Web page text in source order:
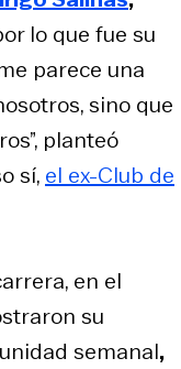
lo que fue su
parece una
sino que
planteó
sí, el ex-Club de
en el
su
semanal,